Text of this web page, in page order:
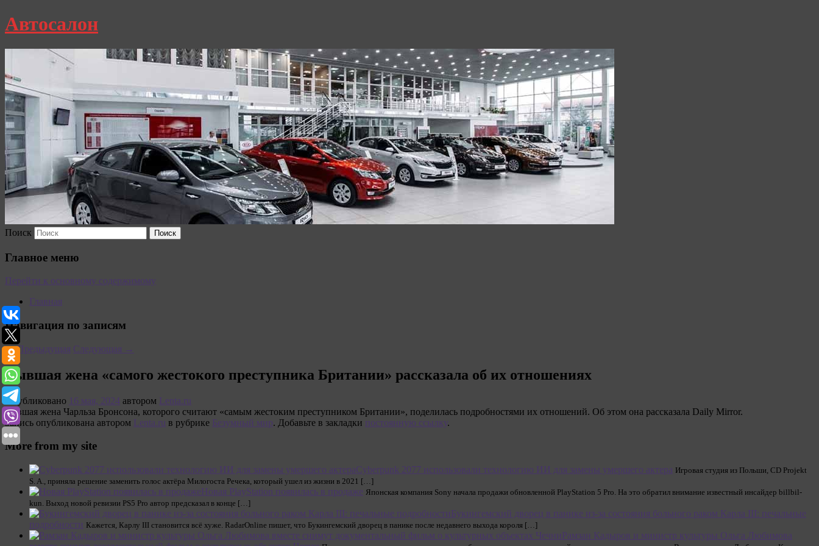
Автосалон
Поиск
Главное меню
Перейти к основному содержимому
Главная
Навигация по записям
←Предыдущая Следующая →
Бывшая жена «самого жестокого преступника Британии» рассказала об их отношениях
Опубликовано 16 мая, 2024 автором Lenta.ru
Бывшая жена Чарльза Бронсона, которого считают «самым жестоким преступником Британии», поделилась подробностями их отношений. Об этом она рассказала Daily Mirror.
Запись опубликована автором Lenta.ru в рубрике Безумный мир. Добавьте в закладки постоянную ссылку.
More from my site
Cyberpunk 2077 использовали технологию ИИ для замены умершего актера Игровая студия из Польши, CD Projekt
S. A., приняла решение заменить голос актёра Милогоста Речека, который ушел из жизни в 2021 […]
Новая PlayStation появилась в продаже Японская компания Sony начала продажи обновленной PlayStation 5 Pro. На это обратил внимание известный инсайдер billbil-
kun. Выход новой ревизии PS5 Pro автор предсказал в конце […]
Букингемский дворец в панике из-за состояния больного раком Карла III: печальные
подробности Кажется, Карлу III становится всё хуже. RadarOnline пишет, что Букингемский дворец в панике после недавнего выхода короля […]
Рамзан Кадыров и министр культуры Ольга Любимова